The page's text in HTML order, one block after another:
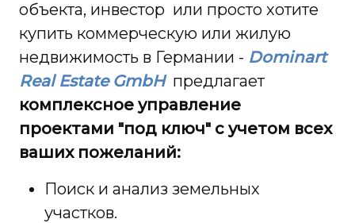
объекта, инвестор или просто хотите
купить коммерческую или жилую
недвижимость в Германии - Dominart
Real Estate GmbH предлагает
комплексное управление
проектами "под ключ" с учетом всех
ваших пожеланий:
Поиск и анализ земельных
участков.